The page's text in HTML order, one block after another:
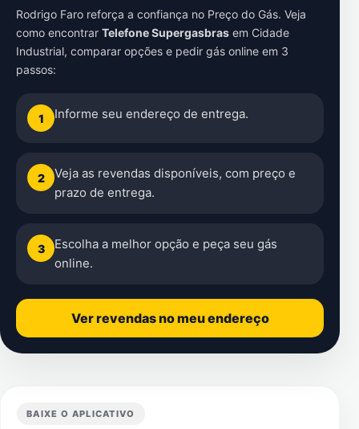
Rodrigo Faro reforça a confiança no Preço do Gás. Veja
como encontrar Telefone Supergasbras em Cidade
Industrial, comparar opções e pedir gás online em 3
passos:
1 Informe seu endereço de entrega.
2
Veja as revendas disponíveis, com preço e
prazo de entrega.
3
Escolha a melhor opção e peça seu gás
online.
Ver revendas no meu endereço
BAIXE O APLICATIVO